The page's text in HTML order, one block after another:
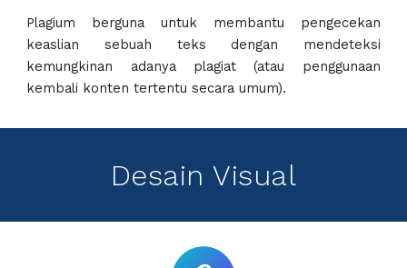
Plagium berguna untuk membantu pengecekan
keaslian sebuah teks dengan mendeteksi
kemungkinan adanya plagiat (atau penggunaan
kembali konten tertentu secara umum).
Desain Visual